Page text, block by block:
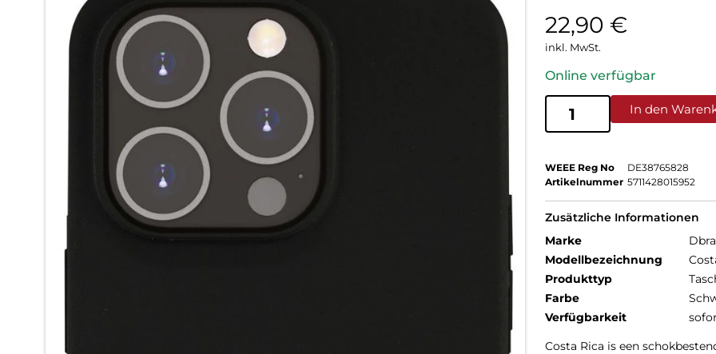
22,90 €
inkl. MwSt.
Online verfügbar
In den
WEEE Reg No
DE38765828
Artikelnummer 5711428015952
Zusätzliche Informationen
Marke
Modellbezeichnung
Produkttyp
Farbe
Verfügbarkeit
Costa Rica is een